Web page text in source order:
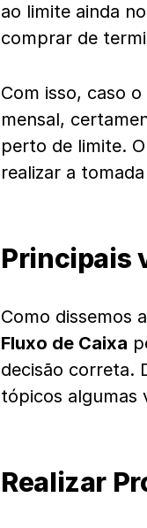
ao limite ainda
comprar de
Com isso, caso
mensal,
perto de limite.
realizar a
Principais
Como dissemos
Fluxo de Caixa
decisão correta.
tópicos algumas
Realizar